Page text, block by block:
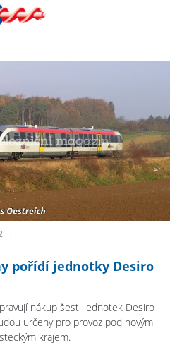
pořídí jednotky Desiro
nákup šesti jednotek Desiro
určeny pro provoz pod novým
krajem.